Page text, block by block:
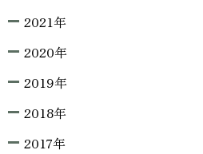
2021年
2020年
2019年
2018年
2017年